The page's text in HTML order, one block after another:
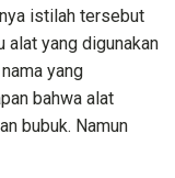
istilah tersebut
alat yang digunakan
yang
bahwa alat
bubuk. Namun